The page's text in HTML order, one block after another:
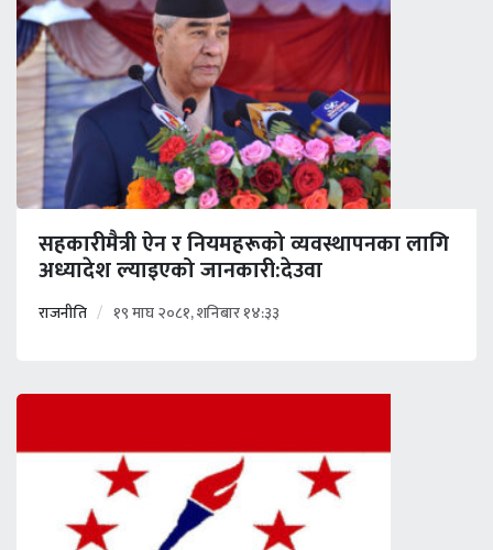
सहकारीमैत्री ऐन र नियमहरूको व्यवस्थापनका लागि
अध्यादेश ल्याइएको जानकारी:देउवा
राजनीति १९ माघ २०८१, शनिबार १४:३३